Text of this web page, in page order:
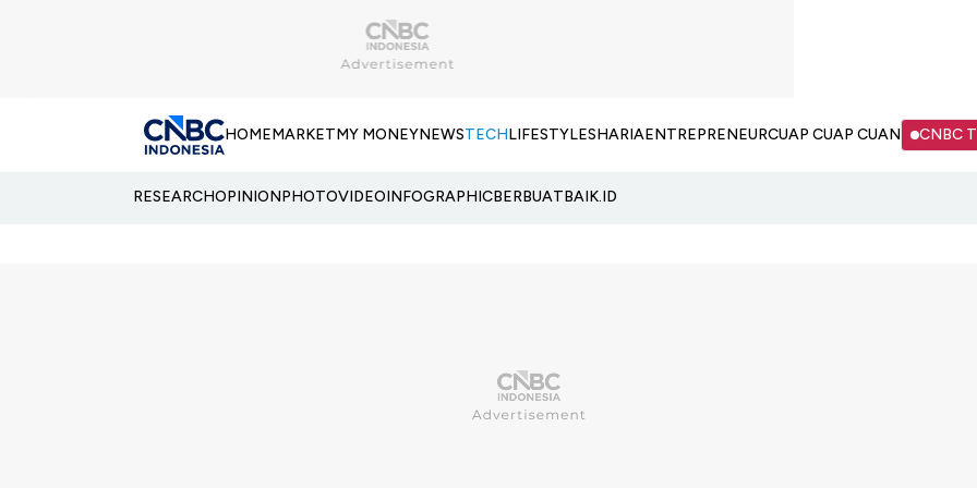
HOMEMARKETMY MONEYNEWSTECHLIFESTYLESHARIAENTREPRENEURCUAP CUAP CUAN CNBC
RESEARCHOPINIONPHOTOVIDEOINFOGRAPHICBERBUATBAIK.ID